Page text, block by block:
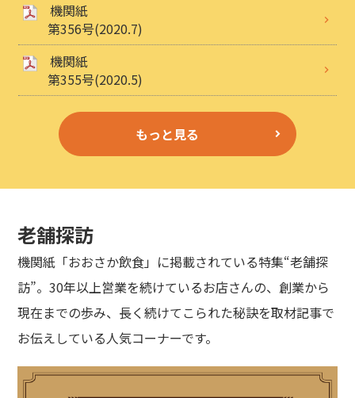
機関紙
第356号(2020.7)
機関紙
第355号(2020.5)
もっと見る
老舗探訪
機関紙「おおさか飲食」に掲載されている特集“老舗探
訪”。30年以上営業を続けているお店さんの、創業から
現在までの歩み、長く続けてこられた秘訣を取材記事で
お伝えしている人気コーナーです。